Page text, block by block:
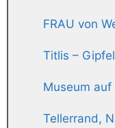
FRAU von
Titlis –
Museum auf
Tellerrand,